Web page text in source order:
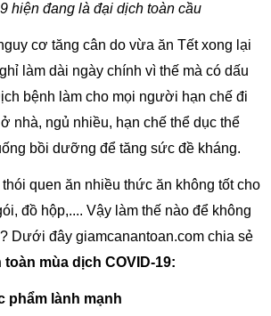
hiện đang là đại dịch toàn cầu
cơ tăng cân do vừa ăn Tết xong lại
làm dài ngày chính vì thế mà có dấu
bệnh làm cho mọi người hạn chế đi
nhà, ngủ nhiều, hạn chế thể dục thể
bồi dưỡng để tăng sức đề kháng.
quen ăn nhiều thức ăn không tốt cho
đồ hộp,.... Vậy làm thế nào để không
Dưới đây giamcanantoan.com chia sẻ
mùa dịch COVID-19:
phẩm lành mạnh